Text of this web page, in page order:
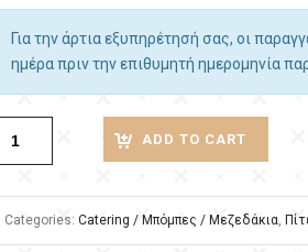
Για την άρτια εξυπηρέτησή σας, οι
ημέρα πριν την επιθυμητή ημερομηνία
ADD TO CART
Categories: Catering / Μπόμπες / Μεζεδάκια,